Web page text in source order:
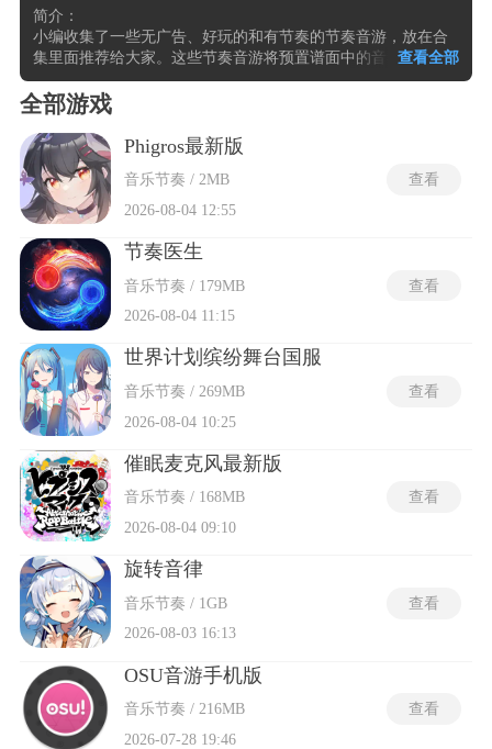
简介：
小编收集了一些无广告、好玩的和有节奏的节奏音游，放在合
集里面推荐给大家。这些节奏音游将预置谱面中的音符转化为
从屏幕上方下落或从中心向外扩散的视觉信号，玩家必须在毫
秒级的时间差内完成点击、长按、滑条或旋转等指定动作，每
次触碰都会依据时机偏差被划分为完美、良好或失误等精确层
级，连击计数与得分倍率随判定精度实时浮动。部分节奏音游
引入了变速变轨、镜头旋转及隐藏音符等干扰机制，强制玩家
在读谱能力、肌肉耐力与空间记忆之间保持同步运作，任何一
条轨道的连击中断都会导致生命值扣减并直接中断当前曲目。
查看全部
全部游戏
Phigros最新版
音乐节奏 / 2MB
2026-08-04 12:55
查看
节奏医生
音乐节奏 / 179MB
2026-08-04 11:15
查看
世界计划缤纷舞台国服
音乐节奏 / 269MB
2026-08-04 10:25
查看
催眠麦克风最新版
音乐节奏 / 168MB
2026-08-04 09:10
查看
旋转音律
音乐节奏 / 1GB
2026-08-03 16:13
查看
OSU音游手机版
音乐节奏 / 216MB
2026-07-28 19:46
查看